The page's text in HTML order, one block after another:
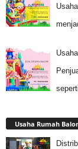
seperti
Usaha Rumah